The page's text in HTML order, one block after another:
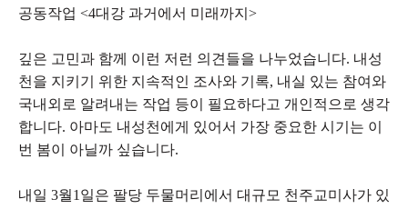
공동작업 <4대강 과거에서 미래까지>
깊은 고민과 함께 이런 저런 의견들을 나누었습니다. 내성
천을 지키기 위한 지속적인 조사와 기록, 내실 있는 참여와
국내외로 알려내는 작업 등이 필요하다고 개인적으로 생각
합니다. 아마도 내성천에게 있어서 가장 중요한 시기는 이
번 봄이 아닐까 싶습니다.
내일 3월1일은 팔당 두물머리에서 대규모 천주교미사가 있